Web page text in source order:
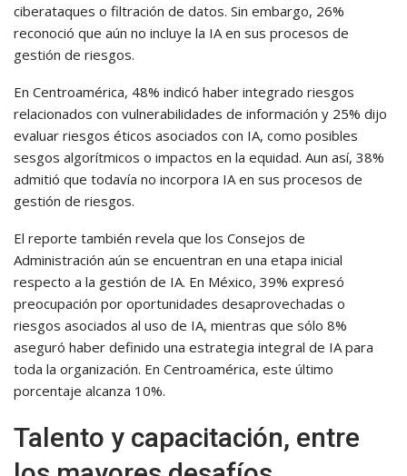
ciberataques o filtración de datos. Sin embargo, 26%
reconoció que aún no incluye la IA en sus procesos de
gestión de riesgos.
En Centroamérica, 48% indicó haber integrado riesgos
relacionados con vulnerabilidades de información y 25% dijo
evaluar riesgos éticos asociados con IA, como posibles
sesgos algorítmicos o impactos en la equidad. Aun así, 38%
admitió que todavía no incorpora IA en sus procesos de
gestión de riesgos.
El reporte también revela que los Consejos de
Administración aún se encuentran en una etapa inicial
respecto a la gestión de IA. En México, 39% expresó
preocupación por oportunidades desaprovechadas o
riesgos asociados al uso de IA, mientras que sólo 8%
aseguró haber definido una estrategia integral de IA para
toda la organización. En Centroamérica, este último
porcentaje alcanza 10%.
Talento y capacitación, entre